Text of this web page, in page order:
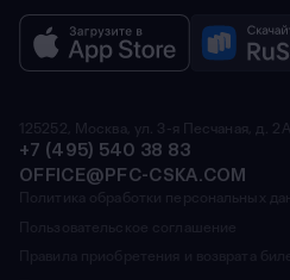
125252, Москва, ул. 3-я Песчаная, д. 2А
+7 (495) 540 38 83
OFFICE@PFC-CSKA.COM